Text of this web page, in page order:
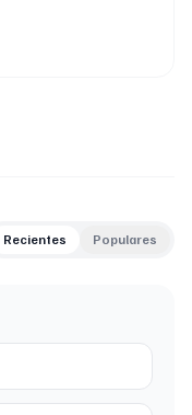
Recientes Populares